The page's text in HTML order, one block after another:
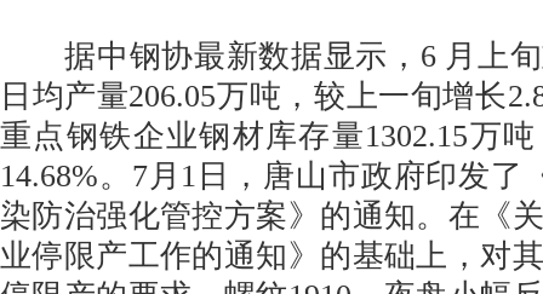
据中钢协最新数据显示，6 月上旬
日均产量206.05万吨，较上一旬增长
重点钢铁企业钢材库存量1302.15万
14.68%。7月1日，唐山市政府印发了
染防治强化管控方案》的通知。在《
业停限产工作的通知》的基础上，对